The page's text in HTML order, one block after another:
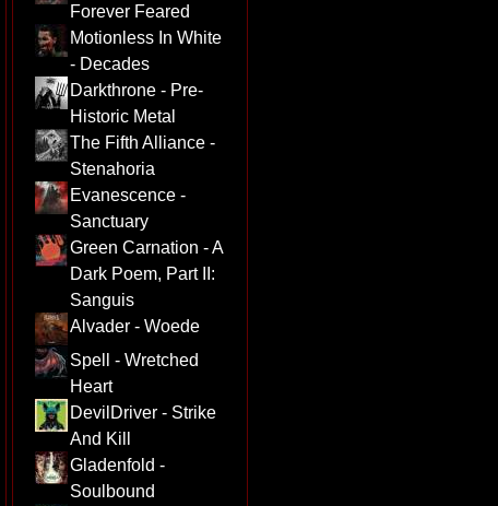
Forever Feared
Motionless In White
- Decades
Darkthrone - Pre-
Historic Metal
The Fifth Alliance -
Stenahoria
Evanescence -
Sanctuary
Green Carnation - A
Dark Poem, Part II:
Sanguis
Alvader - Woede
Spell - Wretched
Heart
DevilDriver - Strike
And Kill
Gladenfold -
Soulbound